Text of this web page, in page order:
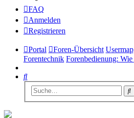
FAQ
Anmelden
Registrieren
Portal Foren-Übersicht
Forentechnik Forenbedienung: Wie
Suche